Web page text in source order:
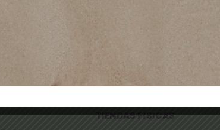
carrito Añadir al carrito
TIENDAS FÍSICAS